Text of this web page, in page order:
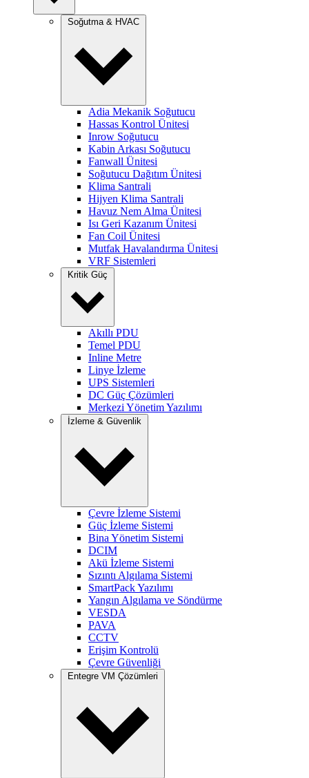
Soğutma & HVAC
Adia Mekanik Soğutucu
Hassas Kontrol Ünitesi
Inrow Soğutucu
Kabin Arkası Soğutucu
Fanwall Ünitesi
Soğutucu Dağıtım Ünitesi
Klima Santrali
Hijyen Klima Santrali
Havuz Nem Alma Ünitesi
Isı Geri Kazanım Ünitesi
Fan Coil Ünitesi
Mutfak Havalandırma Ünitesi
VRF Sistemleri
Kritik Güç
Akıllı PDU
Temel PDU
Inline Metre
Linye İzleme
UPS Sistemleri
DC Güç Çözümleri
Merkezi Yönetim Yazılımı
İzleme & Güvenlik
Çevre İzleme Sistemi
Güç İzleme Sistemi
Bina Yönetim Sistemi
DCIM
Akü İzleme Sistemi
Sızıntı Algılama Sistemi
SmartPack Yazılımı
Yangın Algılama ve Söndürme
VESDA
PAVA
CCTV
Erişim Kontrolü
Çevre Güvenliği
Entegre VM Çözümleri